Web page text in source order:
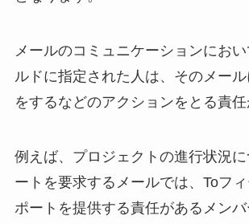
メールのコミュニケーションにお
ルドに指定された人は、そのメー
をするなどのアクションをとる責任
例えば、プロジェクトの進行状況
ートを要求するメールでは、Toフ
ポートを提供する責任があるメン